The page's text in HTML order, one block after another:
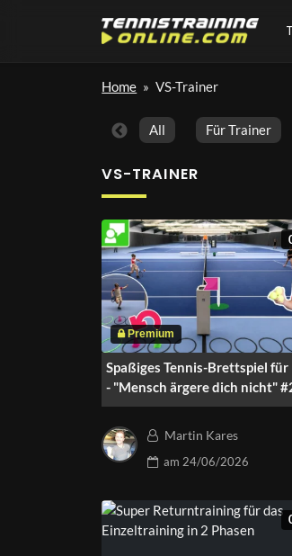
Home » VS-Trainer
All Für Trainer
VS-TRAINER
Spaßiges Tennis-Brettspiel
- "Mensch ärgere dich nicht"
Martin Kares
am 24/06/2026